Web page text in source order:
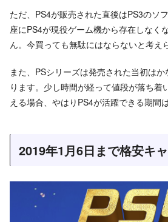
ただ、PS4が販売された直後はPS3のソ
座にPS4が現役ゲーム機から存在しなく
ん。今買っても無駄にはならないと考え
また、PSシリーズは発売された当初は
ります。少し時間が経って値段が落ち着
える場合、やはりPS4が活躍できる期間
2019年1月6日まで格安キ